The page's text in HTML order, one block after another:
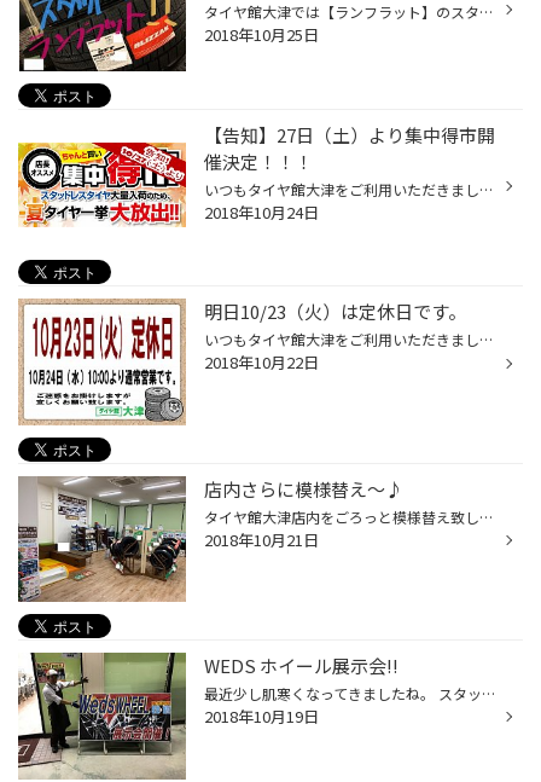
タイヤ館大津では【ランフラット】のスタッドレスタイヤも ご準備しております٩꒰｡•◡•｡꒱۶ ランフラットタイヤとはタイヤの空気圧がゼロになっても 時速80kmで距離80kmの走行が可能で いざという時でも近くの修理工場まで等 走行に耐えられる様に設計されております( ﾟ ω ﾟ ) ! ! 基本的に装着され...
2018年10月25日
【告知】27日（土）より集中得市開
催決定！！！
いつもタイヤ館大津をご利用いただきまして 有難う御座います(∩˃o˂∩)♡ みなさまにHappyなお知らせです★” 10/27（土）より 【夏タイヤ一挙大放出!!ちゃんと買い 集中得市】 ＆ 【スタッドレスタイヤ 早期大商談会】の 開催が決定いたしました～٩꒰⍢ ꒱۶⁼³₌₃ これからの時期に必須なスタッドレスタイ...
2018年10月24日
明日10/23（火）は定休日です。
いつもタイヤ館大津をご利用いただきまして ありがとうございます(´•ㅅ•`)!! 明日10/23（火）は定休日とさせて頂きます。 ご利用のお客様にはご迷惑をお掛け致しますが 宜しくお願い致します。 また10/24（水）より元気に営業いたします♪” スタッドレスタイヤのご相談や、オイル交換、エアーチェッ...
2018年10月22日
店内さらに模様替え～♪
タイヤ館大津店内をごろっと模様替え致しました～♪ リニューアルオープンから今月で2年となり、 当時からの店内商品の配置をごろっと変えて 雰囲気も一変しましたよっ☆” お子様に人気だったキッズコーナーもお引越ししました(´∀`艸)♡ 商品の場所も変わりましたので以前にご来店いただいたお客様は ...
2018年10月21日
WEDS ホイール展示会!!
最近少し肌寒くなってきましたね。 スタッドレスタイヤをみにご来店されるお客様がだんだんと増えてきています。 新車に乗り換えたよ～っていうお客様も多いです♪ ただいまタイヤ館大津ではホイールのフェアを開催しております。 WEDSという会社のレオニスというホイールをたくさん展示中です。 ス...
2018年10月19日